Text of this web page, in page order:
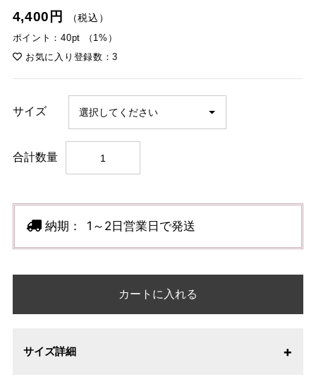
4,400円
（税込）
ポイント：40pt （1%）
お気に入り登録数：3
サイズ
合計数量
納期： 1～2日営業日で発送
カートに入れる
サイズ詳細